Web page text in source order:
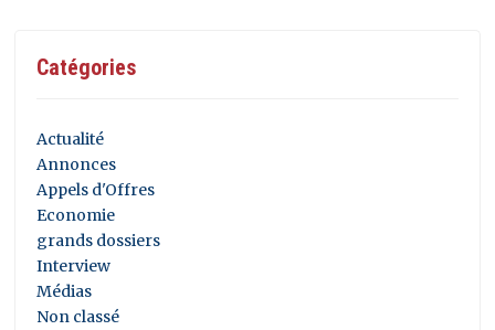
Catégories
Actualité
Annonces
Appels d'Offres
Economie
grands dossiers
Interview
Médias
Non classé